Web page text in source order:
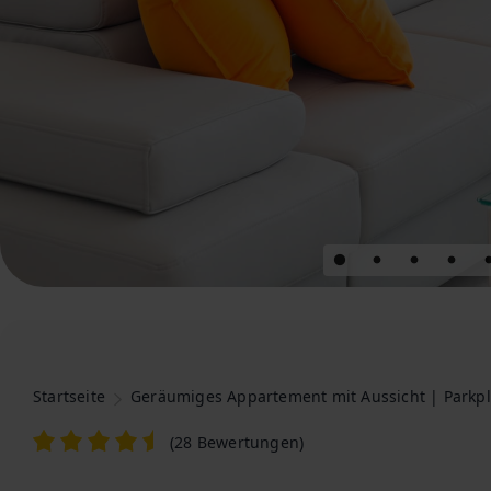
Startseite Geräumiges Appartement mit Aussicht |
(28 Bewertungen)